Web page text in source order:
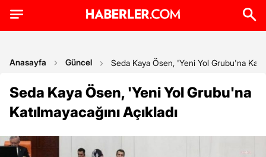
Anasayfa Güncel Seda Kaya Ösen, 'Yeni Yol Grubu'na
Seda Kaya Ösen, 'Yeni Yol Grubu'na
Katılmayacağını Açıkladı